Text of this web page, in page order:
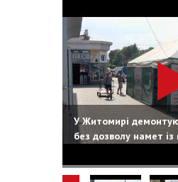
У Житомирі
без дозволу намет